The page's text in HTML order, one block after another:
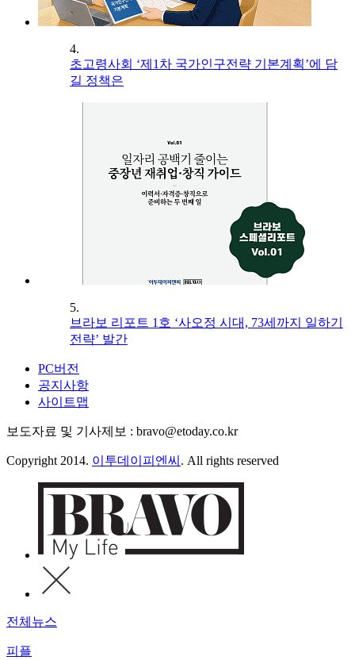
4.
초고령사회 ‘제1차 국가인구전략 기본계획’에 담
길 정책은
5.
브라보 리포트 1호 ‘사오정 시대, 73세까지 일하기
전략’ 발간
PC버전
공지사항
사이트맵
보도자료 및 기사제보 : bravo@etoday.co.kr
Copyright 2014. 이투데이피엔씨 . All rights reserved
전체뉴스
피플